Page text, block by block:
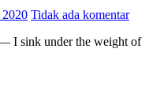
2020 Tidak ada komentar
I sink under the weight of